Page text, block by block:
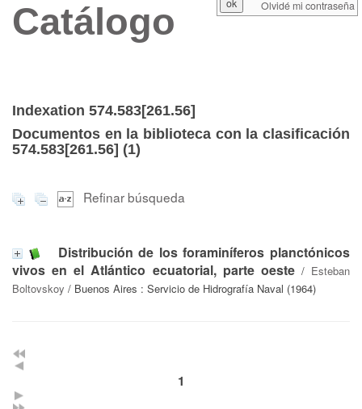
Catálogo
Indexation 574.583[261.56]
Documentos en la biblioteca con la clasificación
574.583[261.56] (1)
Refinar búsqueda
Distribución de los foraminíferos planctónicos
vivos en el Atlántico ecuatorial, parte oeste/ Esteban
Boltovskoy / Buenos Aires : Servicio de Hidrografía Naval (1964)
1
Olvidé mi contraseña